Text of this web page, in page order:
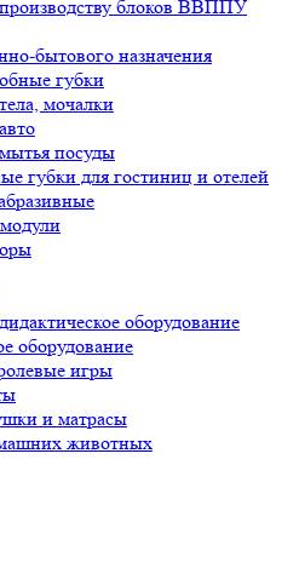
блоков ВВППУ
бытового назначения
губки
мочалки
посуды
губки для гостиниц и отелей
оборудование
оборудование
игры
и матрасы
животных